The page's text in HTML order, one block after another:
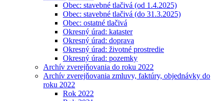
Obec: stavebné tlačivá (od 1.4.2025)
Obec: stavebné tlačivá (do 31.3.2025)
Obec: ostatné tlačivá
Okresný úrad: kataster
Okresný úrad: doprava
Okresný úrad: životné prostredie
Okresný úrad: pozemky
Archív zverejňovania do roku 2022
Archív zverejňovania zmluvy, faktúry, objednávky do
roku 2022
Rok 2022